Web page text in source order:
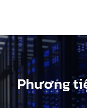
Phương